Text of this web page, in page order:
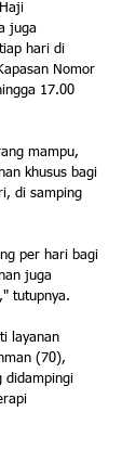
juga
hari di
Nomor
17.00
mampu,
khusus bagi
di samping
per hari bagi
juga
tutupnya.
layanan
(70),
didampingi